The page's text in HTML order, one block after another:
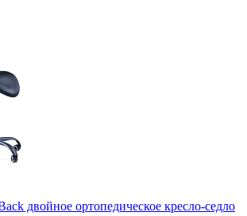
двойное ортопедическое кресло-седло